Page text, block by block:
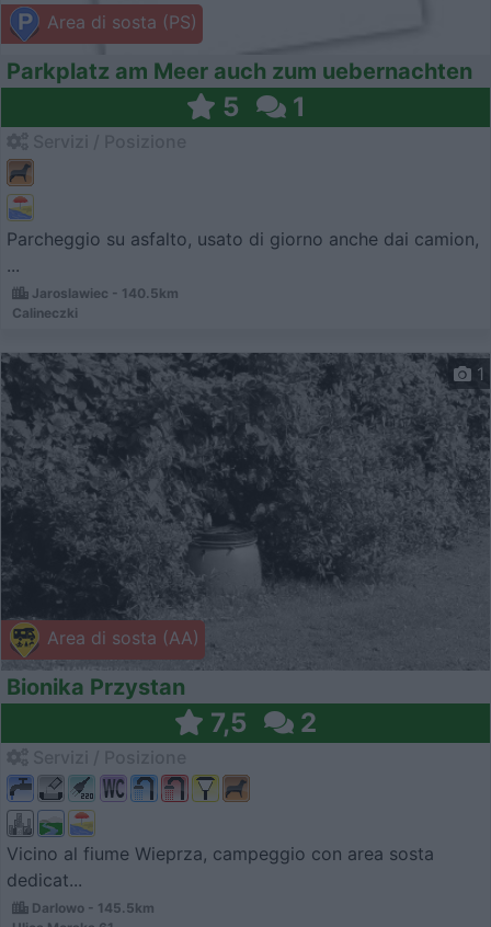
Area di sosta (PS)
Parkplatz am Meer auch zum uebernachten
5 1
Parcheggio su asfalto, usato di giorno anche dai camion,
...
Jaroslawiec - 140.5km
Calineczki
Area di sosta (AA)
1
Bionika Przystan
7,5 2
Vicino al fiume Wieprza, campeggio con area sosta
dedicat...
Darlowo - 145.5km